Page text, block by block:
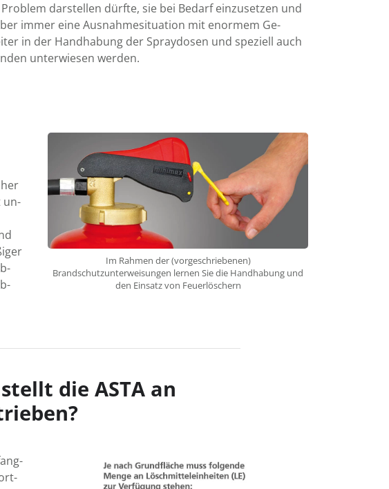
dar­stellen dürfte, sie bei Bedarf ein­zu­setzen und
immer eine Aus­nahme­situ­ation mit enormem Ge­
in der Hand­habung der Spray­dosen und speziell auch
unter­wiesen werden.
un­
Im Rahmen der (vorgeschriebenen)
Brandschutzunterweisungen lernen Sie die Handhabung und
den Einsatz von Feuerlöschern
die ASTA an